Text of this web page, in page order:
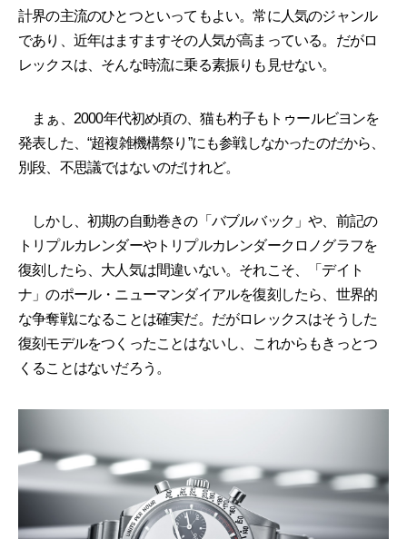
計界の主流のひとつといってもよい。常に人気のジャンル
であり、近年はますますその人気が高まっている。だがロ
レックスは、そんな時流に乗る素振りも見せない。
まぁ、2000年代初め頃の、猫も杓子もトゥールビヨンを
発表した、“超複雑機構祭り”にも参戦しなかったのだから、
別段、不思議ではないのだけれど。
しかし、初期の自動巻きの「バブルバック」や、前記の
トリプルカレンダーやトリプルカレンダークロノグラフを
復刻したら、大人気は間違いない。それこそ、「デイト
ナ」のポール・ニューマンダイアルを復刻したら、世界的
な争奪戦になることは確実だ。だがロレックスはそうした
復刻モデルをつくったことはないし、これからもきっとつ
くることはないだろう。